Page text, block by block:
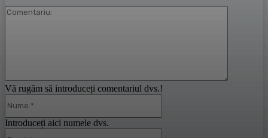
Vă rugăm să introduceți comentariul dvs.!
Introduceți aici numele dvs.